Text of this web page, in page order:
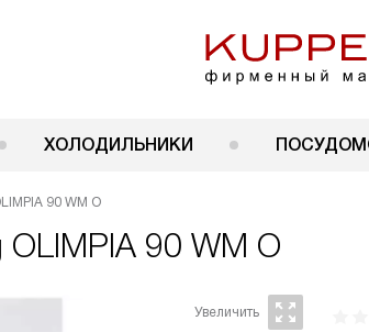
ХОЛОДИЛЬНИКИ
90 WM O
90 WM O